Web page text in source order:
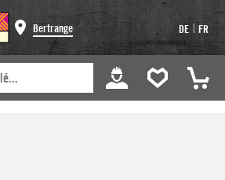
Bertrange DE | FR